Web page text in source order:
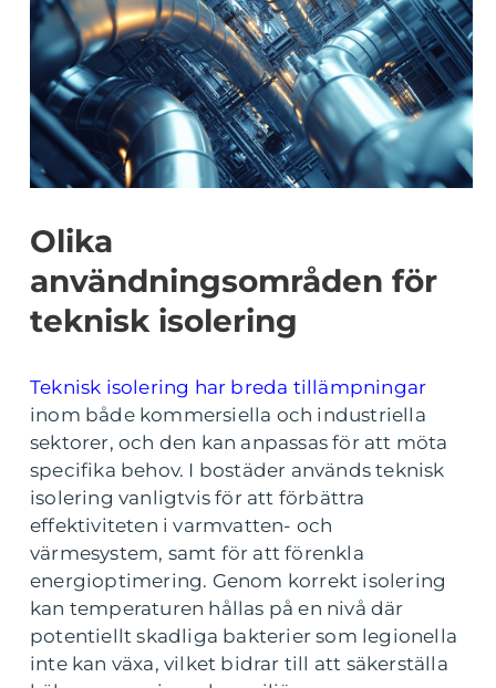
Olika
användningsområden för
teknisk isolering
Teknisk isolering har breda tillämpningar
inom både kommersiella och industriella
sektorer, och den kan anpassas för att möta
specifika behov. I bostäder används teknisk
isolering vanligtvis för att förbättra
effektiviteten i varmvatten- och
värmesystem, samt för att förenkla
energioptimering. Genom korrekt isolering
kan temperaturen hållas på en nivå där
potentiellt skadliga bakterier som legionella
inte kan växa, vilket bidrar till att säkerställa